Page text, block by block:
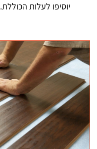
יוסיפו לעלות הכוללת.